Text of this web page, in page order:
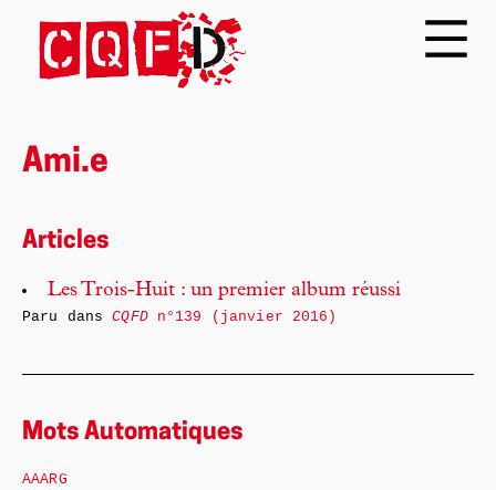
Ami.e
Articles
Les Trois-Huit : un premier album réussi
Paru dansCQFDn°139 (janvier 2016)
Mots Automatiques
AAARG